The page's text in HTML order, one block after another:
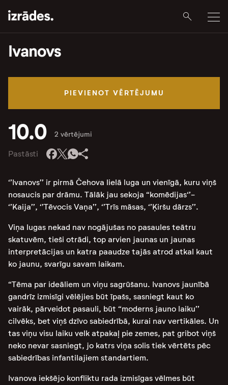
Ivanovs
PIEVIENOT VĒRTĒJUMU
10.0 2 vērtējumi
Pastāsti
‘’Ivanovs’’ ir pirmā Čehova lielā luga un vienīgā, kuru viņš
nosaucis par drāmu. Tālāk jau sekoja “komēdijas‘’-
‘’Kaija’’, ‘’Tēvocis Vaņa’’, ‘’Trīs māsas, ‘’Ķiršu dārzs’’.
Viņa lugas nekad nav nogājušas no pasaules teātru
skatuvēm, tieši otrādi, top arvien jaunas un jaunas
interpretācijas un katra paaudze tajās atrod atkal kaut
ko jaunu, svarīgu savam laikam.
“Tēma par ideāliem un viņu sagrūšanu. Ivanovs jaunībā
gandrīz izmisīgi vēlējies būt īpašs, sasniegt kaut ko
vairāk, pārveidot pasauli, būt “moderns jauno laiku’’
cilvēks, bet viņš dzīvo sabiedrībā, kurai nav vertikāles. Un
tas viņu visu laiku velk atpakaļ pie zemes, pat gribot viņš
neko nevar sasniegt, jo katrs viņa solis tiek vērtēts pēc
sabiedrības infantilajiem standartiem.
Ivanova iekšējo konfliktu rada izmisīgas vēlmes būt